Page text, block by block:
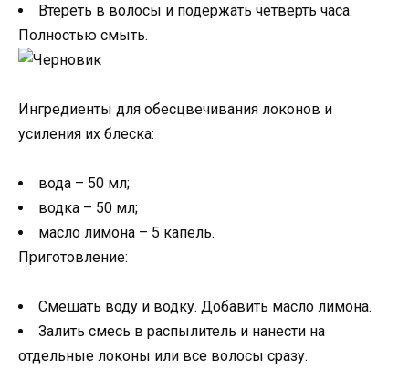
Втереть в волосы и подержать четверть часа.
Полностью смыть.
Ингредиенты для обесцвечивания локонов и
усиления их блеска:
вода – 50 мл;
водка – 50 мл;
масло лимона – 5 капель.
Приготовление:
Смешать воду и водку. Добавить масло лимона.
Залить смесь в распылитель и нанести на
отдельные локоны или все волосы сразу.